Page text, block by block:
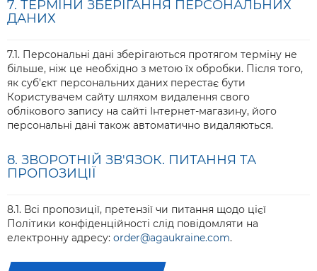
7. ТЕРМІНИ ЗБЕРІГАННЯ ПЕРСОНАЛЬНИХ
ДАНИХ
7.1. Персональні дані зберігаються протягом терміну не
більше, ніж це необхідно з метою їх обробки. Після того,
як суб'єкт персональних даних перестає бути
Користувачем сайту шляхом видалення свого
облікового запису на сайті Інтернет-магазину, його
персональні дані також автоматично видаляються.
8. ЗВОРОТНІЙ ЗВ'ЯЗОК. ПИТАННЯ ТА
ПРОПОЗИЦІЇ
8.1. Всі пропозиції, претензії чи питання щодо цієї
Політики конфіденційності слід повідомляти на
електронну адресу: order@agaukraine.com.